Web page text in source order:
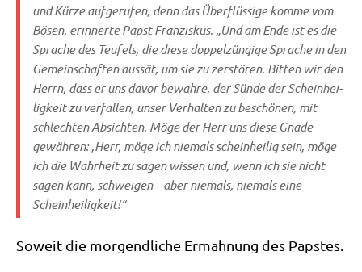
und Kür­ze auf­ge­ru­fen, denn das Über­flüs­si­ge kom­me vom
Bösen, erin­ner­te Papst Fran­zis­kus. „Und am Ende ist es die
Spra­che des Teu­fels, die die­se dop­pel­zün­gi­ge Spra­che in den
Gemein­schaf­ten aus­sät, um sie zu zer­stö­ren. Bit­ten wir den
Herrn, dass er uns davor bewah­re, der Sün­de der Schein­hei­
lig­keit zu ver­fal­len, unser Ver­hal­ten zu beschö­nen, mit
schlech­ten Absich­ten. Möge der Herr uns die­se Gna­de
gewäh­ren: ‚Herr, möge ich nie­mals schein­hei­lig sein, möge
ich die Wahr­heit zu sagen wis­sen und, wenn ich sie nicht
sagen kann, schwei­gen – aber nie­mals, nie­mals eine
Scheinheiligkeit!“
Soweit die mor­gend­li­che Ermah­nung des Papstes.